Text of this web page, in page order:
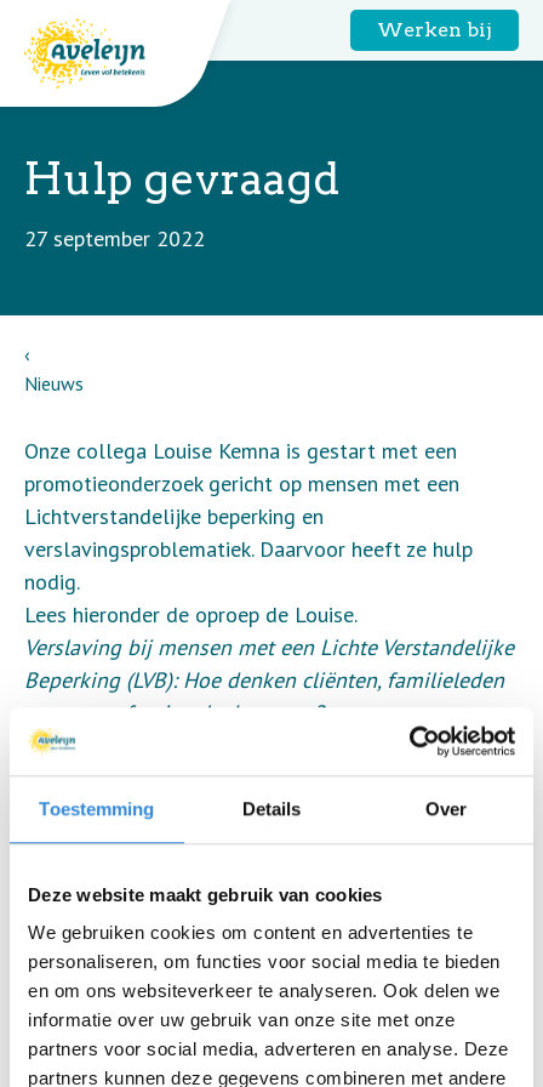
Toestemming Details Over
Deze website maakt gebruik van cookies
We gebruiken cookies om content en advertenties te
personaliseren, om functies voor social media te bieden
en om ons websiteverkeer te analyseren. Ook delen we
informatie over uw gebruik van onze site met onze
partners voor social media, adverteren en analyse. Deze
partners kunnen deze gegevens combineren met andere
Werken bij
Hulp gevraagd
27 september 2022
Nieuws
Onze collega Louise Kemna is gestart met een
promotieonderzoek gericht op mensen met een
Lichtverstandelijke beperking en
verslavingsproblematiek. Daarvoor heeft ze hulp
nodig.
Lees hieronder de oproep de Louise.
Verslaving bij mensen met een Lichte Verstandelijke
Beperking (LVB): Hoe denken cliënten, familieleden
en zorgprofessionals daar over?
Dat willen we gaan uitzoeken! Daarom zijn we op
zoek naar deelnemers voor onze enquête.
Ben jij familie van iemand met een licht
Dan zijn we benieuwd naar jouw mening!
Hoe kijk jij aan tegen mensen met een
(licht)verstandelijke beperking en
middelenproblematiek? Welke zorg hebben ze
nodig? En hoe ontstaat volgens jou dit probleem?
Ook als jouw familielid geen middelen gebruikt